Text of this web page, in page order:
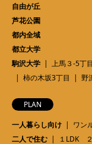
自由が丘
芦花公園
都内全域
都立大学
駒沢大学
上馬３-5丁目
柿の木坂3丁目
野
PLAN
一人暮らし向け
ワン
二人で住む
１LDK